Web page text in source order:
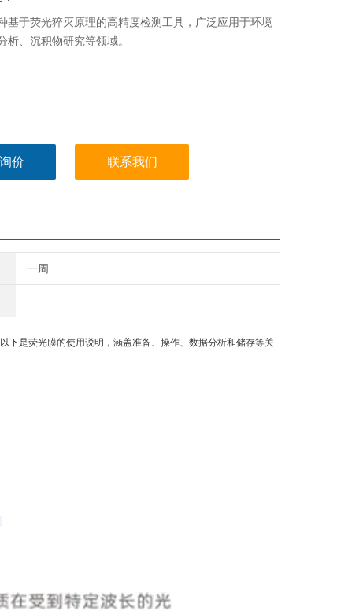
基于荧光猝灭原理的高精度检测工具，广泛应用于环境
析、沉积物研究等领域。
价 联系我们
一周
下是荧光膜的使用说明，涵盖准备、操作、数据分析和储存等关